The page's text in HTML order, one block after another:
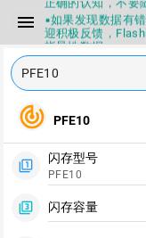
menu
▪如果发现数据有
迎积极反馈，
指导性数据
签啦，使用更加丝
▪兄弟们没事不要
▪Flashinfo提供的
数据都不要100%
一定可信的，因
正确的认知，不要
▪如果发现数据有
迎积极反馈，
指导性数据
track_changes PFE10
filter_1
闪存型号
PFE10
filter_3 闪存容量